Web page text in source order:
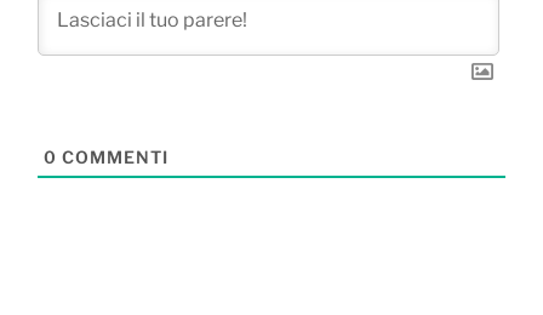
0 COMMENTI